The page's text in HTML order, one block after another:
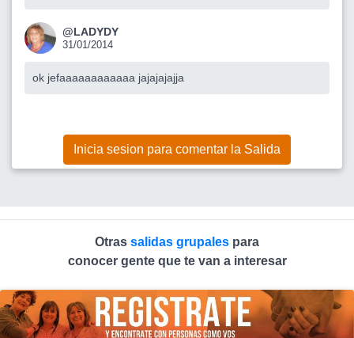
@LADYDY
31/01/2014
ok jefaaaaaaaaaaaa jajajajajja
Inicia sesion para comentar la Salida
Otras salidas grupales para
conocer gente que te van a interesar